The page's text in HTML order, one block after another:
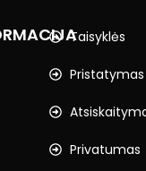
Taisyklės
Pristatymas
Privatumas